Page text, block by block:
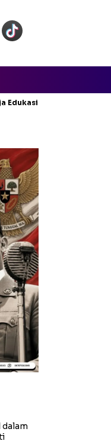
Edukasi Siswa MTs di
dalam